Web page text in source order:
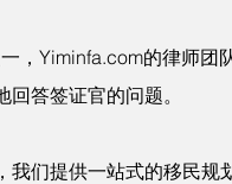
，Yiminfa.com的律师团
答签证官的问题。
我们提供一站式的移民规